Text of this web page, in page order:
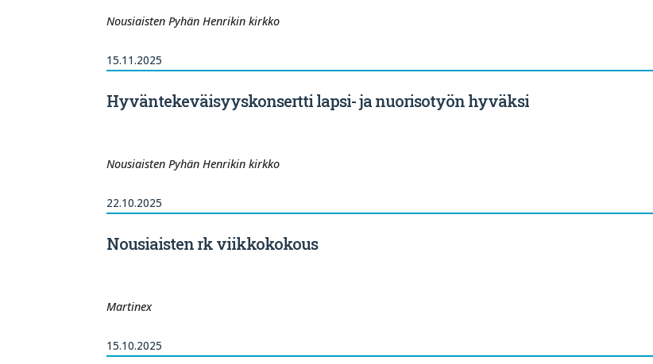
Nousiaisten Pyhän Henrikin kirkko
15.11.2025
Hyväntekeväisyyskonsertti lapsi- ja nuorisotyön hyväksi
Nousiaisten Pyhän Henrikin kirkko
22.10.2025
Nousiaisten rk viikkokokous
Martinex
15.10.2025